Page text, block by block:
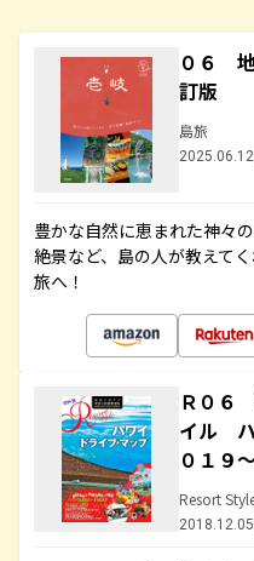
０６
訂版
島旅
豊かな自然に恵まれた神々
絶景など、島の人が教えて
旅へ！
Ｒ０６
イル
０１９
Resort